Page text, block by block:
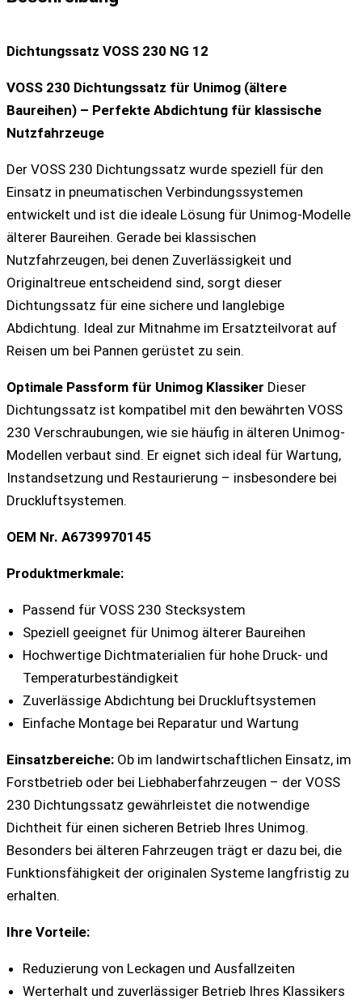
Dichtungssatz VOSS 230 NG 12
VOSS 230 Dichtungssatz für Unimog (ältere
Baureihen) – Perfekte Abdichtung für klassische
Nutzfahrzeuge
Der VOSS 230 Dichtungssatz wurde speziell für den
Einsatz in pneumatischen Verbindungssystemen
entwickelt und ist die ideale Lösung für Unimog-Modelle
älterer Baureihen. Gerade bei klassischen
Nutzfahrzeugen, bei denen Zuverlässigkeit und
Originaltreue entscheidend sind, sorgt dieser
Dichtungssatz für eine sichere und langlebige
Abdichtung. Ideal zur Mitnahme im Ersatzteilvorat auf
Reisen um bei Pannen gerüstet zu sein.
Optimale Passform für Unimog Klassiker Dieser
Dichtungssatz ist kompatibel mit den bewährten VOSS
230 Verschraubungen, wie sie häufig in älteren Unimog-
Modellen verbaut sind. Er eignet sich ideal für Wartung,
Instandsetzung und Restaurierung – insbesondere bei
Druckluftsystemen.
OEM Nr. A6739970145
Produktmerkmale:
Passend für VOSS 230 Stecksystem
Speziell geeignet für Unimog älterer Baureihen
Hochwertige Dichtmaterialien für hohe Druck- und
Temperaturbeständigkeit
Zuverlässige Abdichtung bei Druckluftsystemen
Einfache Montage bei Reparatur und Wartung
Einsatzbereiche: Ob im landwirtschaftlichen Einsatz, im
Forstbetrieb oder bei Liebhaberfahrzeugen – der VOSS
230 Dichtungssatz gewährleistet die notwendige
Dichtheit für einen sicheren Betrieb Ihres Unimog.
Besonders bei älteren Fahrzeugen trägt er dazu bei, die
Funktionsfähigkeit der originalen Systeme langfristig zu
erhalten.
Ihre Vorteile:
Reduzierung von Leckagen und Ausfallzeiten
Werterhalt und zuverlässiger Betrieb Ihres Klassikers